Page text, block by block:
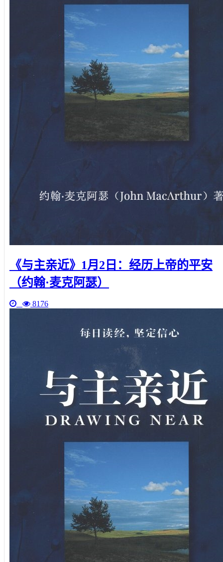
《与主亲近》1月2日：经历上帝的平安
（约翰·麦克阿瑟）
8176